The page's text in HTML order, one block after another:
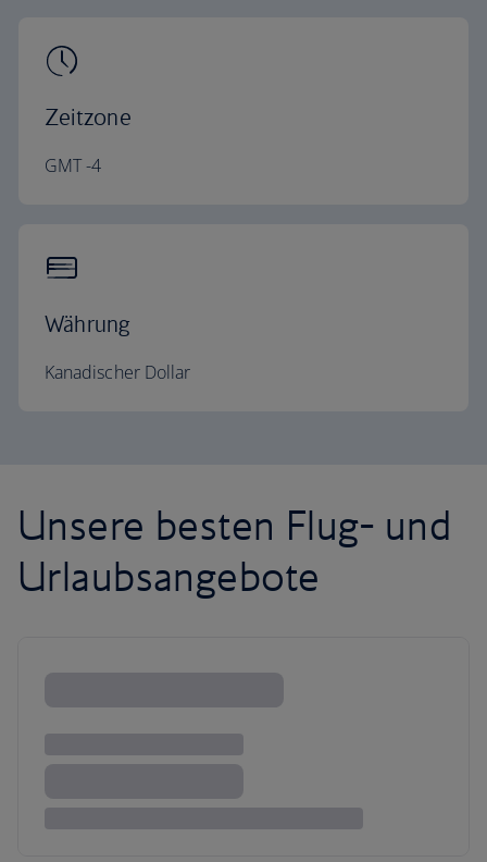
Zeitzone
GMT -4
Währung
Kanadischer Dollar
Unsere besten Flug- und
Urlaubsangebote